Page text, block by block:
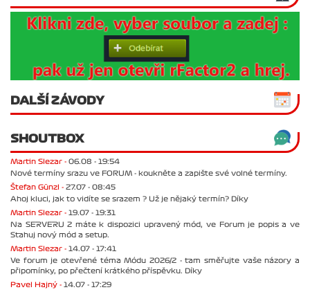
DALŠÍ ZÁVODY
SHOUTBOX
Martin Slezar - 06.08 - 19:54
Nové termíny srazu ve FORUM - koukněte a zapište své volné termíny.
Štefan Günzl - 27.07 - 08:45
Ahoj kluci, jak to vidíte se srazem ? Už je nějaký termín? Díky
Martin Slezar - 19.07 - 19:31
Na SERVERU 2 máte k dispozici upravený mód, ve Forum je popis a ve
Stahuj nový mód a setup.
Martin Slezar - 14.07 - 17:41
Ve forum je otevřené téma Módu 2026/2 - tam směřujte vaše názory a
připomínky, po přečtení krátkého příspěvku. Díky
Pavel Hajný - 14.07 - 17:29